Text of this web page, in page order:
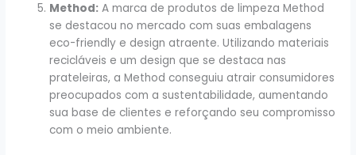
Method: A marca de produtos de limpeza Method
se destacou no mercado com suas embalagens
eco-friendly e design atraente. Utilizando materiais
recicláveis e um design que se destaca nas
prateleiras, a Method conseguiu atrair consumidores
preocupados com a sustentabilidade, aumentando
sua base de clientes e reforçando seu compromisso
com o meio ambiente.